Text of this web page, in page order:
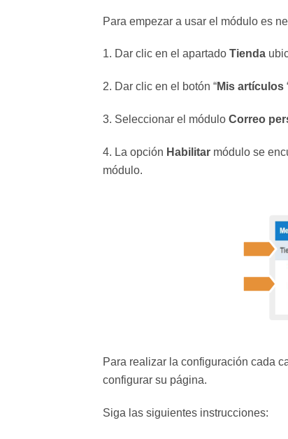
Para empezar a usar el módulo es
1. Dar clic en el apartado Tienda
2. Dar clic en el botón “Mis artículos
3. Seleccionar el módulo Correo
4. La opción Habilitar módulo se
módulo.
Para realizar la configuración cada
configurar su página.
Siga las siguientes instrucciones: